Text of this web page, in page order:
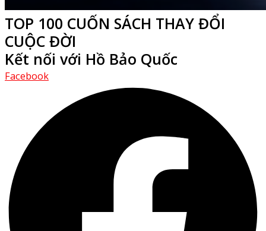
TOP 100 CUỐN SÁCH THAY ĐỔI
CUỘC ĐỜI
Kết nối với Hồ Bảo Quốc
Facebook